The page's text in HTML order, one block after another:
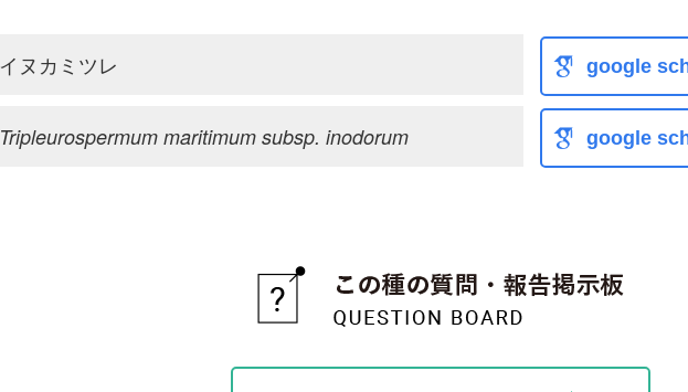
イヌカミツレ google
Tripleurospermum maritimum subsp. inodorum google